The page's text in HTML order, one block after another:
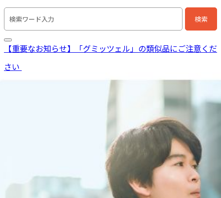
検索キーワード入力 検索
【重要なお知らせ】「グミッツェル」の類似品にご注意くだ
さい